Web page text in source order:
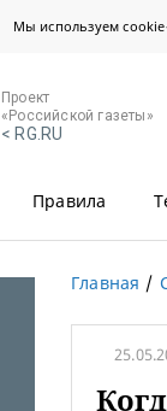
Мы используем
Проект
«Российской газеты»
< RG.RU
Правила
Главная